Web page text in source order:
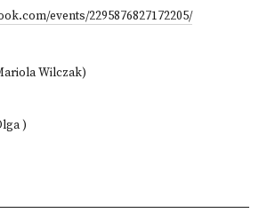
events/2295876827172205/
Wilczak)
)